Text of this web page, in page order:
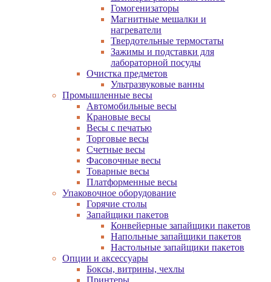
Гомогенизаторы
Магнитные мешалки и
нагреватели
Твердотельные термостаты
Зажимы и подставки для
лабораторной посуды
Очистка предметов
Ультразвуковые ванны
Промышленные весы
Автомобильные весы
Крановые весы
Весы с печатью
Торговые весы
Счетные весы
Фасовочные весы
Товарные весы
Платформенные весы
Упаковочное оборудование
Горячие столы
Запайщики пакетов
Конвейерные запайщики пакетов
Напольные запайщики пакетов
Настольные запайщики пакетов
Опции и аксессуары
Боксы, витрины, чехлы
Принтеры